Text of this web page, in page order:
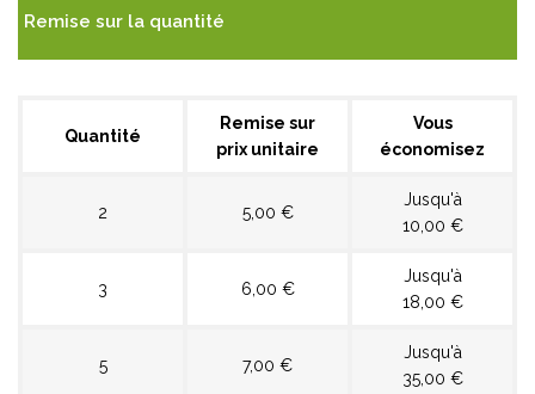
Remise sur la quantité
Quantité
Remise sur
prix unitaire
Vous
économisez
2 5,00 €
Jusqu'à
10,00 €
3 6,00 €
Jusqu'à
18,00 €
5 7,00 €
Jusqu'à
35,00 €